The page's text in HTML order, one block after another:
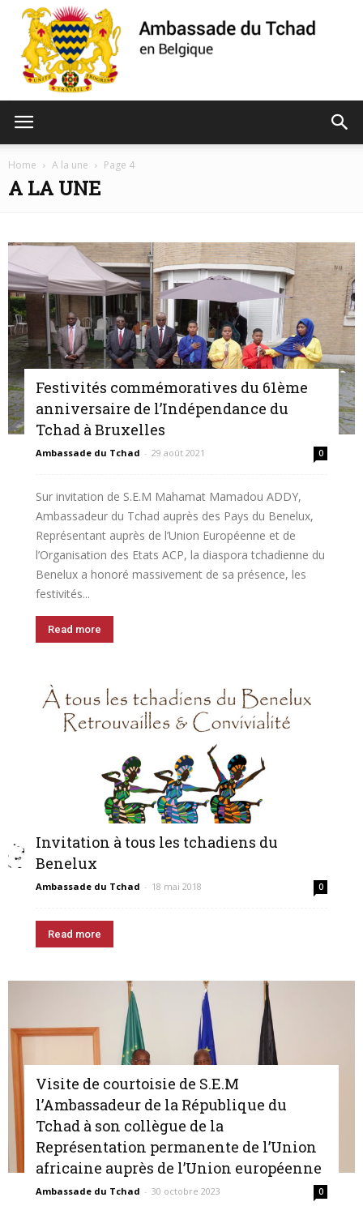
Tchad
de
Home A la une Page 4
A LA UNE
Festivités commémoratives du 61ème
anniversaire de l’Indépendance du
Tchad à Bruxelles
Ambassade du Tchad - 29 août 2021 0
Sur invitation de S.E.M Mahamat Mamadou ADDY,
Ambassadeur du Tchad auprès des Pays du Benelux,
Représentant auprès de l’Union Européenne et de
l’Organisation des Etats ACP, la diaspora tchadienne du
Benelux a honoré massivement de sa présence, les
festivités...
Read more
Invitation à tous les tchadiens du
Benelux
Ambassade du Tchad - 18 mai 2018 0
Read more
Visite de courtoisie de S.E.M
l’Ambassadeur de la République du
Tchad à son collègue de la
Représentation permanente de l’Union
africaine auprès de l’Union européenne
Ambassade du Tchad - 30 octobre 2023 0